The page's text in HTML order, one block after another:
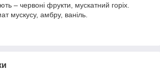
– червоні фрукти, мускатний горіх.
мускусу, амбру, ваніль.